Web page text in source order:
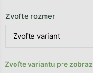
Zvoľte variantu pre
Zvoľte rozmer